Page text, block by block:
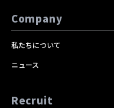
Company
私たちについて
ニュース
Recruit